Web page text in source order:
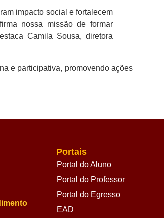
impacto social e fortalecem
nossa missão de formar
Camila Sousa, diretora
e participativa, promovendo ações
Portais
Portal do Aluno
Portal do Professor
Portal do Egresso
EAD